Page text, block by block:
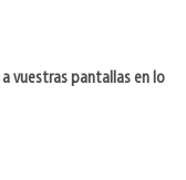
vuestras pantallas en lo